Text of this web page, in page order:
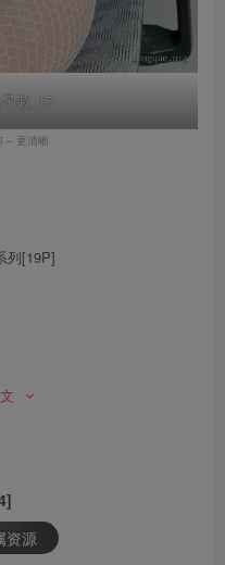
装_17
– 更清晰
列[19P]
资源